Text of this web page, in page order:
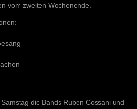
vom zweiten Wochenende.
die Bands Ruben Cossani und